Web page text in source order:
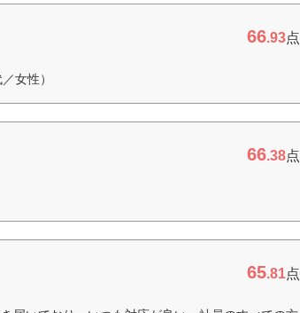
66.93点
女性）
66.38点
65.81点